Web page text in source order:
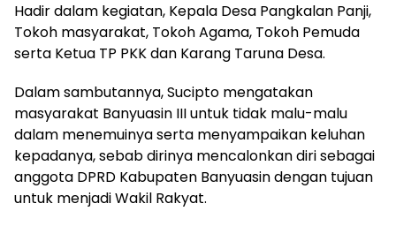
Hadir dalam kegiatan, Kepala Desa Pangkalan Panji,
Tokoh masyarakat, Tokoh Agama, Tokoh Pemuda
serta Ketua TP PKK dan Karang Taruna Desa.
Dalam sambutannya, Sucipto mengatakan
masyarakat Banyuasin III untuk tidak malu-malu
dalam menemuinya serta menyampaikan keluhan
kepadanya, sebab dirinya mencalonkan diri sebagai
anggota DPRD Kabupaten Banyuasin dengan tujuan
untuk menjadi Wakil Rakyat.